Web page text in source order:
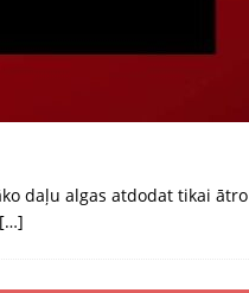
daļu algas atdodat tikai ātro
[…]